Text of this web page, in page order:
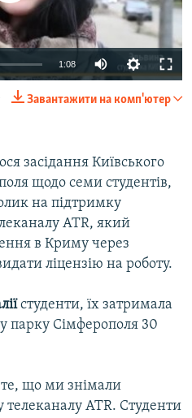
1:08
Завантажити на комп'ютер
засідання Київського
щодо семи студентів,
на підтримку
ATR, який
в Криму через
ліцензію на роботу.
студенти, їх затримала
парку Сімферополя 30
що ми знімали
телеканалу ATR. Студенти